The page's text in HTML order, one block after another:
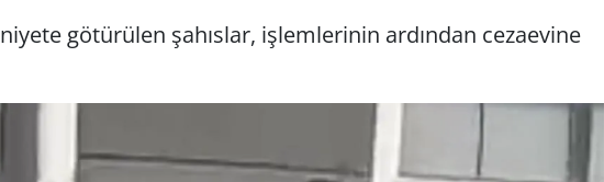
götürülen şahıslar, işlemlerinin ardından cezaevine